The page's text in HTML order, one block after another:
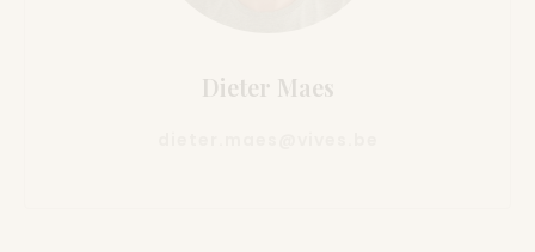
Dieter Maes